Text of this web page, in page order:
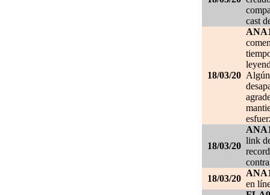
cast
18/03/20
18/03/20
link
18/03/20
en